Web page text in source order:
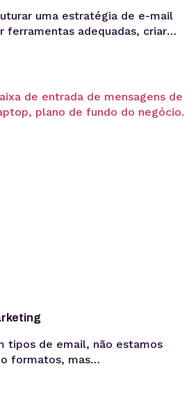
uma estratégia de e-mail
ferramentas adequadas, criar
abertura e CTR para evoluir
sendo uma das
para empresas que
tipos de email, não estamos
formatos, mas
do relacionamento com o